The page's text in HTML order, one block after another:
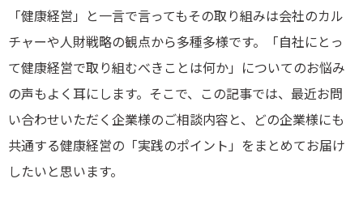
「健康経営」と一言で言ってもその取り組みは会社のカル
チャーや人財戦略の観点から多種多様です。「自社にとっ
て健康経営で取り組むべきことは何か」についてのお悩み
の声もよく耳にします。そこで、この記事では、最近お問
い合わせいただく企業様のご相談内容と、どの企業様にも
共通する健康経営の「実践のポイント」をまとめてお届け
したいと思います。